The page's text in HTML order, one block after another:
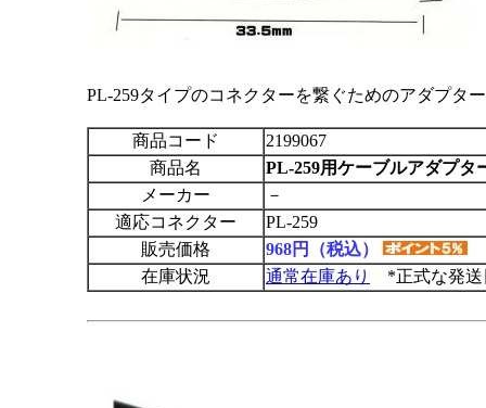
PL-259タイプのコネクターを繋ぐためのアダプタ
商品コード
2199067
商品名
PL-259用ケーブルアダプタ
メーカー
－
適応コネクター
PL-259
販売価格
968円（税込）
在庫状況
通常在庫あり *正式な発送